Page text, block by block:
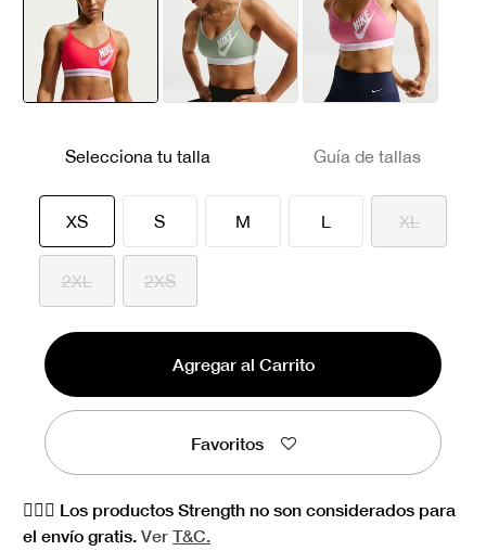
Selecciona tu talla Guía de tallas
XSseleccionado
S M L XL
2XL 2XS
Agregar al Carrito
Favoritos
🏋🏻‍♀️ Los productos Strength no son considerados para
el envío gratis. Ver T&C.